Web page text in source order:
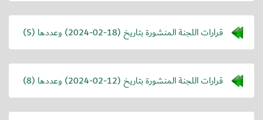
قرارات اللجنة المنشورة بتاريخ (2024-02-18) وعددها (5)
قرارات اللجنة المنشورة بتاريخ (2024-02-12) وعددها (8)